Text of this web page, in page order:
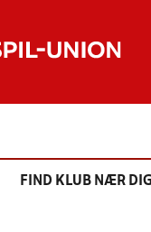
FIND KLUB NÆR